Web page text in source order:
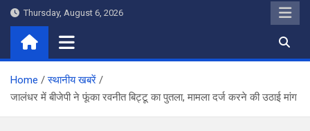
Skip
content
Thursday, August 6, 2026
Home
स्थानीय खबरें
जालंधर में बीजेपी ने फूंका रवनीत बिट्टू का पुतला, मामला दर्ज करने की उठाई मांग